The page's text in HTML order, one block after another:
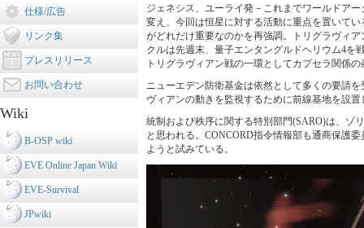
仕様/広告
リンク集
プレスリリース
お問い合わせ
Wiki
B-OSP wiki
EVE Online Japan Wiki
EVE-Survival
JPwiki
ジェネシス、ユーライ発－これまでワールドア
変え、今回は恒星に対する活動に重点を置いて
がどれだけ重要なのかを再強調。トリグラヴィ
クルは先週末、量子エンタングルドヘリウム4を
トリグラヴィアン戦の一環としてカプセラ関係
ニューエデン防衛基金は依然として多くの要請
ヴィアンの動きを監視するために前線基地を設
統制および秩序に関する特別部門(SARO)は、ゾ
と思われる。CONCORD指令情報部も通商保護
ようと試みている。